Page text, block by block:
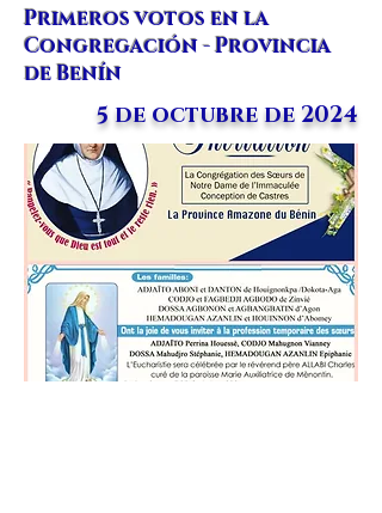
Primeros votos en la
Congregación - Provincia
de Benín
5 de octubre de 2024